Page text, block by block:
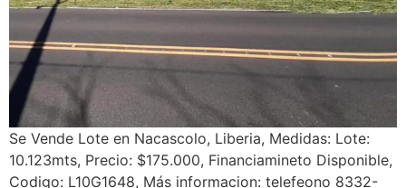
Se Vende Lote en Nacascolo, Liberia, Medidas: Lote:
10.123mts, Precio: $175.000, Financiamineto Disponible,
Codigo: L10G1648, Más informacion: telefeono 8332-